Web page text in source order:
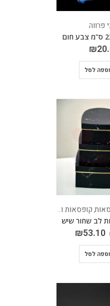
פרווה
₪
לסל
, קופסאות וציוד נלווה
₪53.10
לסל